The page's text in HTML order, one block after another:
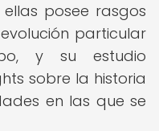
posee rasgos
particular
y su estudio
sobre la historia
en las que se